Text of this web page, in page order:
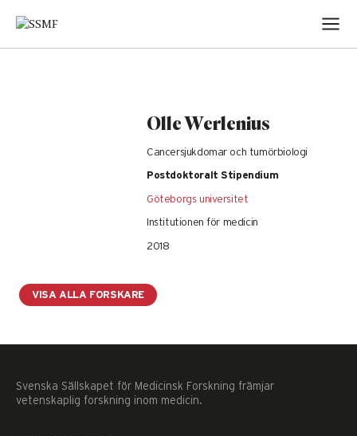
Olle Werlenius
Cancersjukdomar och tumörbiologi
Postdoktoralt Stipendium
Göteborgs universitet
Institutionen för medicin
2018
VISA ALLA FORSKARE
Svenska Sällskapet för Medicinsk Forskning främjar
vetenskaplig forskning inom medicin.